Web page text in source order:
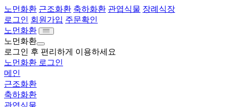
노먼화환 근조화환 축하화환 관엽식물 장례식장
로그인 회원가입 주문확인
노먼화환
노먼화환
로그인 후 편리하게 이용하세요
노먼화환 로그인
메인
근조화환
축하화환
관엽식물